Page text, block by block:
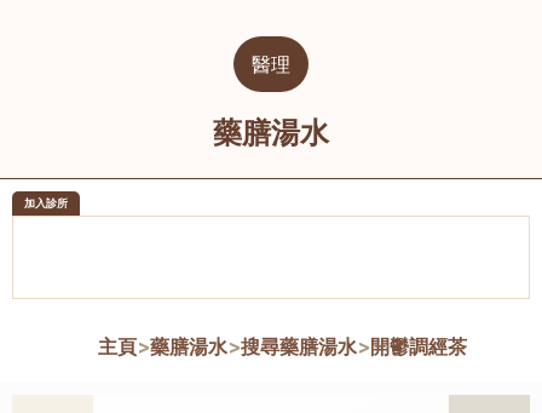
醫理
藥膳湯水
加入診所
主頁>藥膳湯水>搜尋藥膳湯水>開鬱調經茶